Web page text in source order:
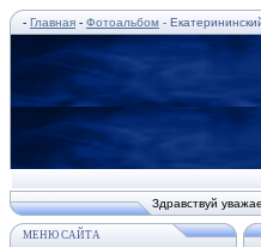
- Главная - Фотоальбом -
Здравствуй
МЕНЮ САЙТА